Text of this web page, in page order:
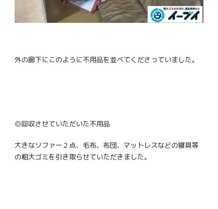
外の廊下にこのように不用品を並べてくださっていました。
◎回収させていただいた不用品
大きなソファー２点、毛布、布団、マットレスなどの寝具等
の粗大ゴミを引き取らせていただきました。